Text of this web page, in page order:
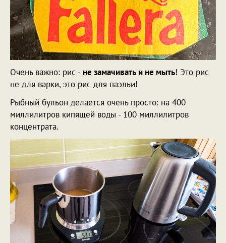
Очень важно: рис - не замачивать и не мыть! Это рис
не для варки, это рис для паэльи!
Рыбный бульон делается очень просто: на 400
миллилитров кипящей воды - 100 миллилитров
концентрата.